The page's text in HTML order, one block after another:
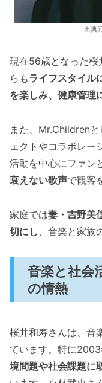
出典
現在56歳となった桜
らもライフスタイル
を楽しみ、健康管理
また、Mr.Children
ェクトやコラボレー
活動を中心にファン
衰えない歌声で観客
家庭では妻・吉野美
切にし 、音楽と家族
音楽と社会
の情熱
桜井和寿さんは、音
ています。特に
境問題や社会課題に